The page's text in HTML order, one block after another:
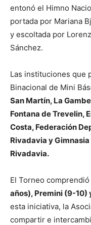
entonó el Himno
portada por Mariana
y escoltada por
Sánchez.
Las instituciones que
Binacional de Mini
San Martín, La
Fontana de Trevelin,
Costa, Federación
Rivadavia y
Rivadavia.
El Torneo comprendió
años), Premini (9-10)
esta iniciativa, la
compartir e